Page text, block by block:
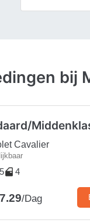
bij
Cavalier
5 4
/Dag